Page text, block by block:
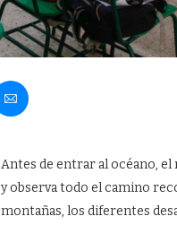
Antes de entrar al océano,
y observa todo el camino
montañas, los diferentes